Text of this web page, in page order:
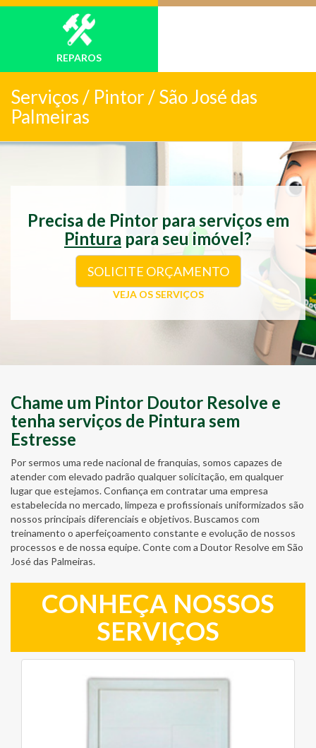
REPAROS
Serviços / Pintor / São José das
Palmeiras
Precisa de Pintor para serviços em
Pintura para seu imóvel?
SOLICITE ORÇAMENTO
VEJA OS SERVIÇOS
Chame um Pintor Doutor Resolve e
tenha serviços de Pintura sem
Estresse
Por sermos uma rede nacional de franquias, somos capazes de
atender com elevado padrão qualquer solicitação, em qualquer
lugar que estejamos. Confiança em contratar uma empresa
estabelecida no mercado, limpeza e profissionais uniformizados são
nossos principais diferenciais e objetivos. Buscamos com
treinamento o aperfeiçoamento constante e evolução de nossos
processos e de nossa equipe. Conte com a Doutor Resolve em São
José das Palmeiras.
CONHEÇA NOSSOS
SERVIÇOS